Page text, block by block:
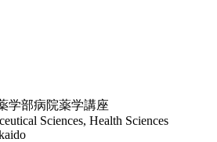
学部病院薬学講座
Sciences, Health Sciences